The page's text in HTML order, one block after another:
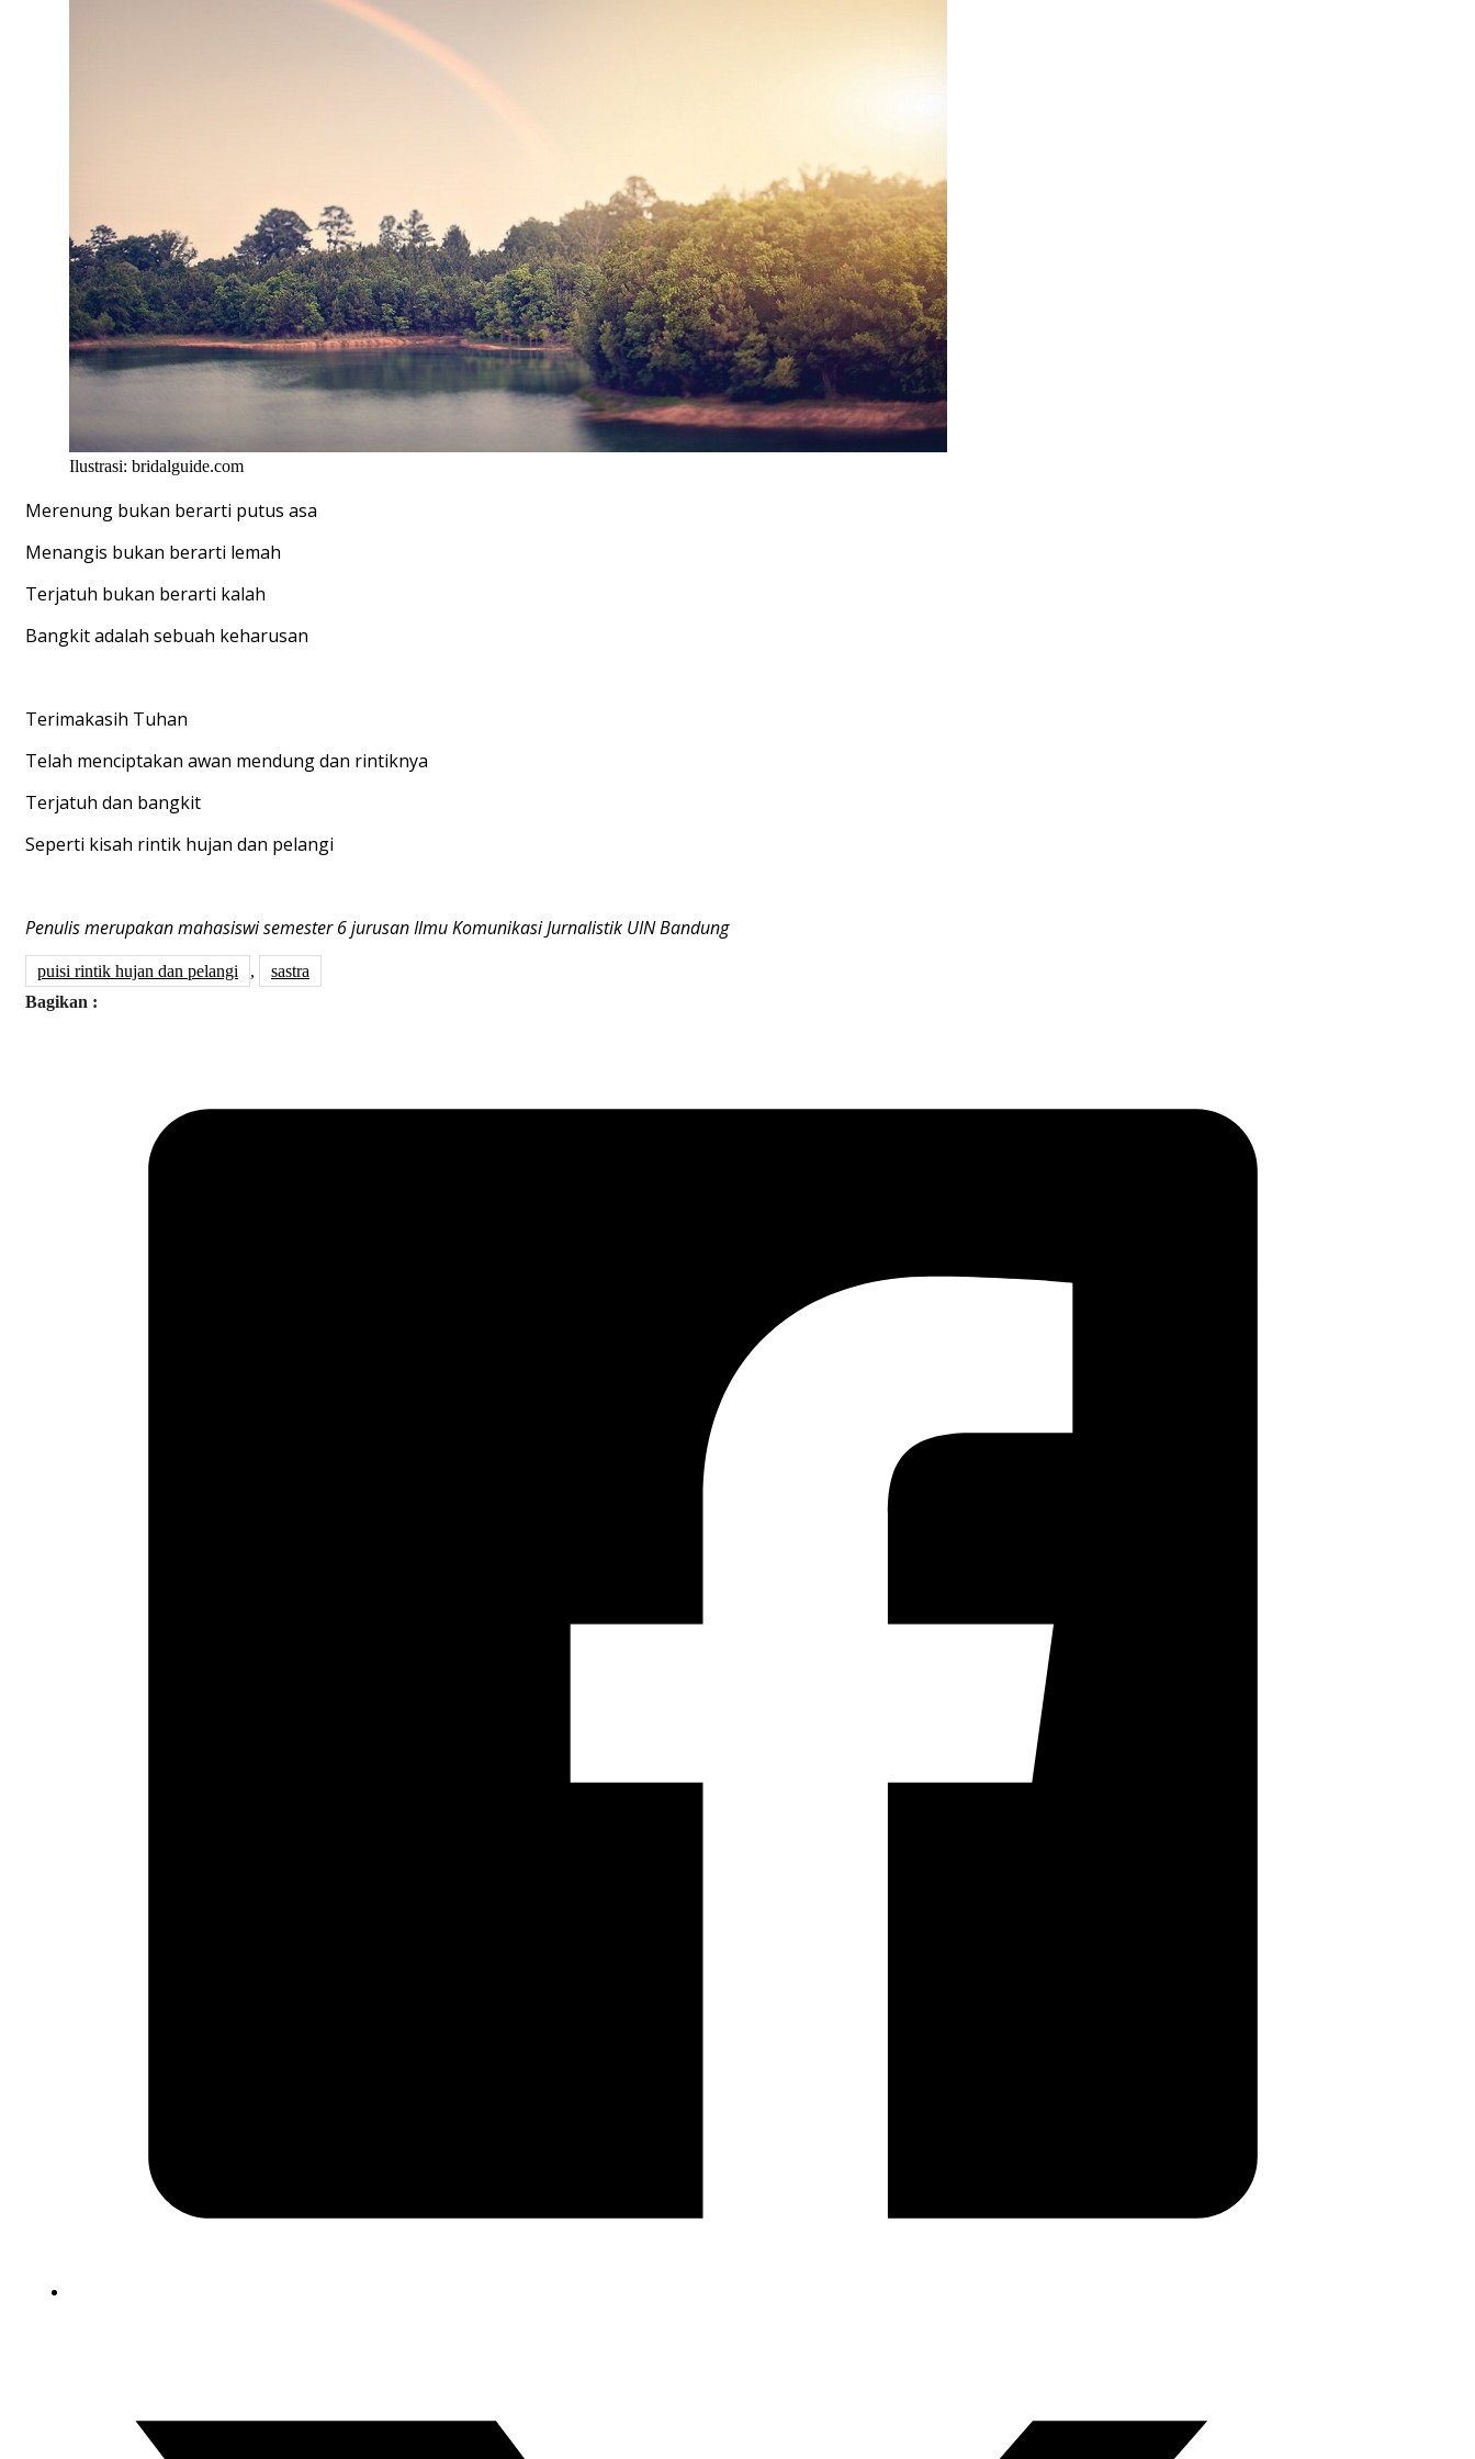
Ilustrasi: bridalguide.com
Merenung bukan berarti putus asa
Menangis bukan berarti lemah
Terjatuh bukan berarti kalah
Bangkit adalah sebuah keharusan
Terimakasih Tuhan
Telah menciptakan awan mendung dan rintiknya
Terjatuh dan bangkit
Seperti kisah rintik hujan dan pelangi
Penulis merupakan mahasiswi semester 6 jurusan Ilmu Komunikasi Jurnalistik UIN Bandung
puisi rintik hujan dan pelangi ,
sastra
Bagikan :